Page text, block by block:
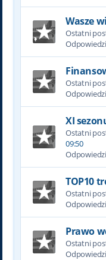
Wasze
Ostatni
Ostatni
XI
Ostatni
09:50
TOP10
Ostatni
Prawo
Ostatni